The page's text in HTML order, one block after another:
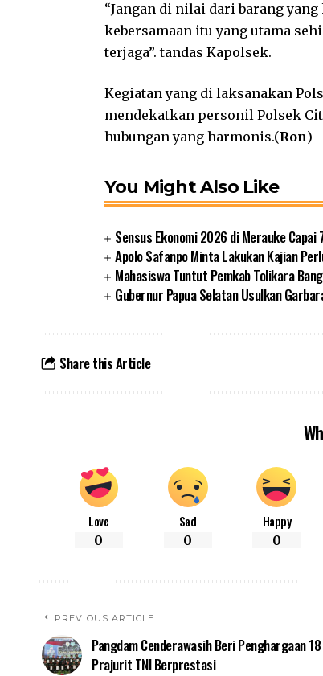
“Jangan di nilai dari barang
kebersamaan itu yang utama
terjaga”. tandas Kapolsek.
Kegiatan yang di laksanakan
mendekatkan personil Polsek
hubungan yang harmonis.(Ron)
You Might Also Like
Sensus Ekonomi 2026 di Merauke
Apolo Safanpo Minta Lakukan Kajian
Mahasiswa Tuntut Pemkab Tolikara
Gubernur Papua Selatan Usulkan
Share this Article
Love
0
Sad
0
Happy
0
PREVIOUS ARTICLE
Pangdam Cenderawasih Beri Penghargaan 18
Prajurit TNI Berprestasi